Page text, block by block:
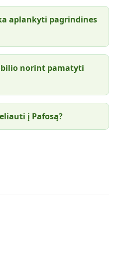
aplankyti pagrindines
norint pamatyti
į Pafosą?